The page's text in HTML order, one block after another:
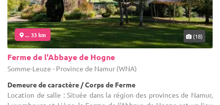
... 33 km (18)
Ferme de l'Abbaye de Hogne
Somme-Leuze - Province de Namur (WNA)
Demeure de caractère / Corps de Ferme
Location de salle : Située dans la région des provinces de Namur,